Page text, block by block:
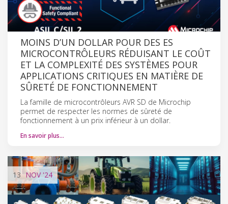
MOINS D’UN DOLLAR POUR DES ES
MICROCONTRÔLEURS RÉDUISANT LE COÛT
ET LA COMPLEXITÉ DES SYSTÈMES POUR
APPLICATIONS CRITIQUES EN MATIÈRE DE
SÛRETÉ DE FONCTIONNEMENT
La famille de microcontrôleurs AVR SD de Microchip
permet de respecter les normes de sûreté de
fonctionnement à un prix inférieur à un dollar.
En savoir plus…
13 NOV'24